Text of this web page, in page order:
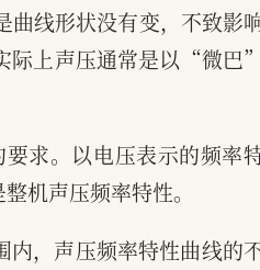
曲线形状没有变，不致影
际上声压通常是以“微巴”
求。以电压表示的频率
机声压频率特性。
内，声压频率特性曲线的